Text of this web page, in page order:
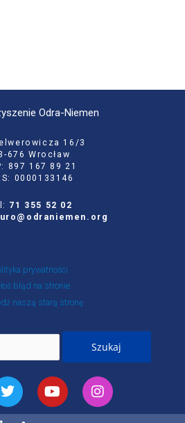
Odra-Niemen
16/3
676 Wrocław
897 167 89 21
0000133146
71 355 52 02
prywatności
błąd na stronie
naszą starą stronę
TwitterYoutubeInstagram